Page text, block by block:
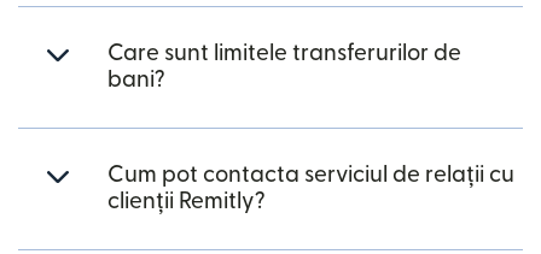
Care sunt limitele transferurilor de
bani?
Cum pot contacta serviciul de relații cu
clienții Remitly?